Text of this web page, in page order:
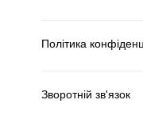
Політика
Зворотній зв'язок